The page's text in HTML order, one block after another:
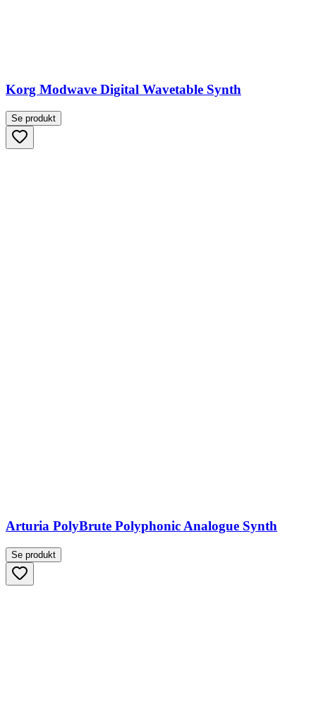
Korg Modwave Digital Wavetable Synth
Se produkt
Arturia PolyBrute Polyphonic Analogue Synth
Se produkt